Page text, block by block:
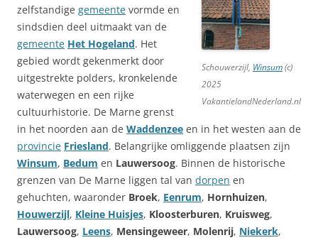
Schouwerzijl, Winsum(c)
2025
VakantielandNederland.nl
zelfstandige gemeente vormde en
sindsdien deel uitmaakt van de
gemeente Het Hogeland. Het
gebied wordt gekenmerkt door
uitgestrekte polders, kronkelende
waterwegen en een rijke
cultuurhistorie. De Marne grenst
in het noorden aan de Waddenzee en in het westen aan de
provincie Friesland. Belangrijke omliggende plaatsen zijn
Winsum, Bedum en Lauwersoog. Binnen de historische
grenzen van De Marne liggen tal van dorpen en
gehuchten, waaronder Broek, Eenrum, Hornhuizen,
Houwerzijl, Kleine Huisjes, Kloosterburen, Kruisweg,
Lauwersoog, Leens, Mensingeweer, Molenrij, Niekerk,